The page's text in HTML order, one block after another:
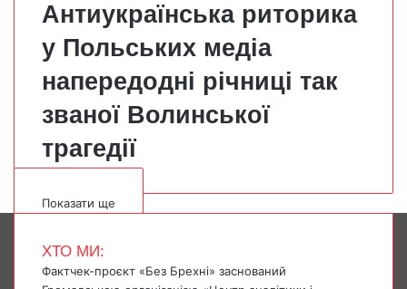
Антиукраїнська риторика
у Польських медіа
напередодні річниці так
званої Волинської
трагедії
Показати ще
ХТО МИ:
Фактчек-проєкт «Без Брехні» заснований